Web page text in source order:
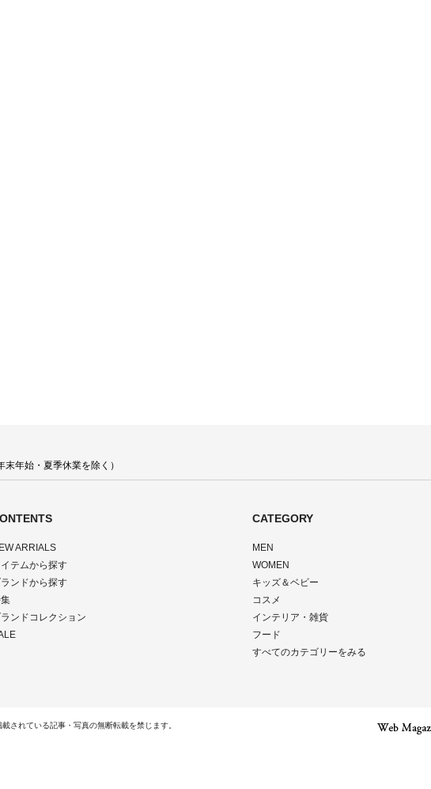
年始・夏季休業を除く）
ARRIALS
テムから探す
ンドから探す
ンドコレクション
CATEGORY
MEN
WOMEN
キッズ＆ベビー
コスメ
インテリア・雑貨
フード
すべてのカテゴリーをみる
されている記事・写真の無断転載を禁じます。